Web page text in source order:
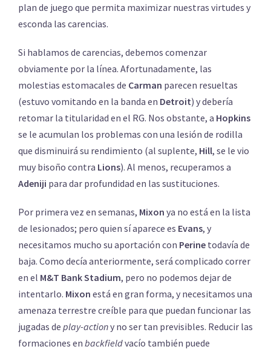
plan de juego que permita maximizar nuestras virtudes y
esconda las carencias.
Si hablamos de carencias, debemos comenzar
obviamente por la línea. Afortunadamente, las
molestias estomacales de Carman parecen resueltas
(estuvo vomitando en la banda en Detroit) y debería
retomar la titularidad en el RG. Nos obstante, a Hopkins
se le acumulan los problemas con una lesión de rodilla
que disminuirá su rendimiento (al suplente, Hill, se le vio
muy bisoño contra Lions). Al menos, recuperamos a
Adeniji para dar profundidad en las sustituciones.
Por primera vez en semanas, Mixon ya no está en la lista
de lesionados; pero quien sí aparece es Evans, y
necesitamos mucho su aportación con Perine todavía de
baja. Como decía anteriormente, será complicado correr
en el M&T Bank Stadium, pero no podemos dejar de
intentarlo. Mixon está en gran forma, y necesitamos una
amenaza terrestre creíble para que puedan funcionar las
jugadas de play-actiony no ser tan previsibles. Reducir las
formaciones en backfieldvacío también puede